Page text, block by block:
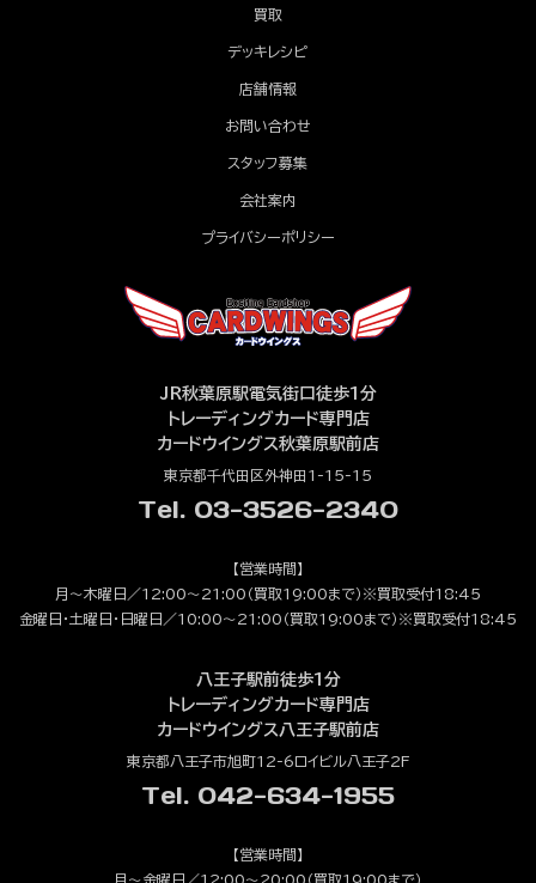
買取
デッキレシピ
店舗情報
お問い合わせ
スタッフ募集
会社案内
プライバシーポリシー
JR秋葉原駅電気街口徒歩1分
トレーディングカード専門店
カードウイングス秋葉原駅前店
東京都千代田区外神田1-15-15
Tel. 03-3526-2340
【営業時間】
月～木曜日／12:00～21:00（買取19:00まで）※買取受付18:45
金曜日・土曜日・日曜日／10:00～21:00（買取19:00まで）※買取受付18:45
八王子駅前徒歩1分
トレーディングカード専門店
カードウイングス八王子駅前店
東京都八王子市旭町12-6ロイビル八王子2F
Tel. 042-634-1955
【営業時間】
月～金曜日／12:00～20:00（買取19:00まで）